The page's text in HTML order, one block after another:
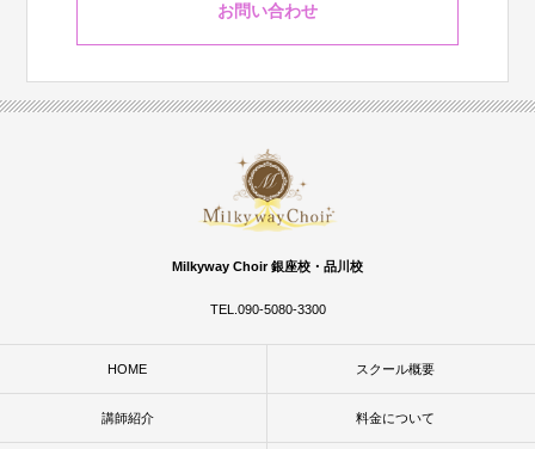
お問い合わせ
Milkyway Choir 銀座校・品川校
TEL.090-5080-3300
HOME スクール概要
講師紹介 料金について